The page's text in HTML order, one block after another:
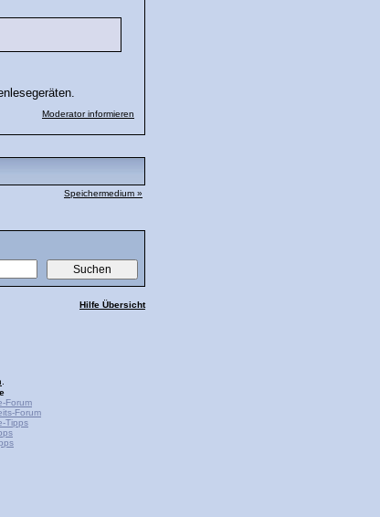
Moderator informieren
Speichermedium »
Hilfe Übersicht
Forum
Forum
Tipps